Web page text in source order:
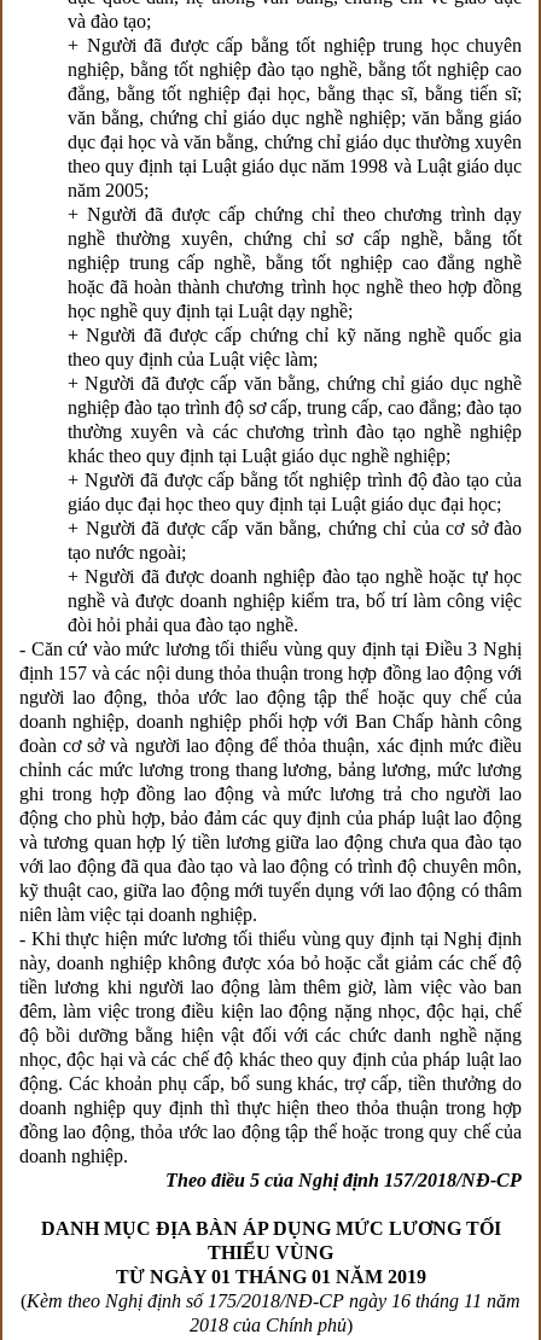
và đào tạo;
+ Người đã được cấp bằng tốt nghiệp trung học chuyên
nghiệp, bằng tốt nghiệp đào tạo nghề, bằng tốt nghiệp cao
đẳng, bằng tốt nghiệp đại học, bằng thạc sĩ, bằng tiến sĩ;
văn bằng, chứng chỉ giáo dục nghề nghiệp; văn bằng giáo
dục đại học và văn bằng, chứng chỉ giáo dục thường xuyên
theo quy định tại Luật giáo dục năm 1998 và Luật giáo dục
năm 2005;
+ Người đã được cấp chứng chỉ theo chương trình dạy
nghề thường xuyên, chứng chỉ sơ cấp nghề, bằng tốt
nghiệp trung cấp nghề, bằng tốt nghiệp cao đẳng nghề
hoặc đã hoàn thành chương trình học nghề theo hợp đồng
học nghề quy định tại Luật dạy nghề;
+ Người đã được cấp chứng chỉ kỹ năng nghề quốc gia
theo quy định của Luật việc làm;
+ Người đã được cấp văn bằng, chứng chỉ giáo dục nghề
nghiệp đào tạo trình độ sơ cấp, trung cấp, cao đẳng; đào tạo
thường xuyên và các chương trình đào tạo nghề nghiệp
khác theo quy định tại Luật giáo dục nghề nghiệp;
+ Người đã được cấp bằng tốt nghiệp trình độ đào tạo của
giáo dục đại học theo quy định tại Luật giáo dục đại học;
+ Người đã được cấp văn bằng, chứng chỉ của cơ sở đào
tạo nước ngoài;
+ Người đã được doanh nghiệp đào tạo nghề hoặc tự học
nghề và được doanh nghiệp kiểm tra, bố trí làm công việc
đòi hỏi phải qua đào tạo nghề.
- Căn cứ vào mức lương tối thiểu vùng quy định tại Điều 3 Nghị
định 157 và các nội dung thỏa thuận trong hợp đồng lao động với
người lao động, thỏa ước lao động tập thể hoặc quy chế của
doanh nghiệp, doanh nghiệp phối hợp với Ban Chấp hành công
đoàn cơ sở và người lao động để thỏa thuận, xác định mức điều
chỉnh các mức lương trong thang lương, bảng lương, mức lương
ghi trong hợp đồng lao động và mức lương trả cho người lao
động cho phù hợp, bảo đảm các quy định của pháp luật lao động
và tương quan hợp lý tiền lương giữa lao động chưa qua đào tạo
với lao động đã qua đào tạo và lao động có trình độ chuyên môn,
kỹ thuật cao, giữa lao động mới tuyển dụng với lao động có thâm
niên làm việc tại doanh nghiệp.
- Khi thực hiện mức lương tối thiểu vùng quy định tại Nghị định
này, doanh nghiệp không được xóa bỏ hoặc cắt giảm các chế độ
tiền lương khi người lao động làm thêm giờ, làm việc vào ban
đêm, làm việc trong điều kiện lao động nặng nhọc, độc hại, chế
độ bồi dưỡng bằng hiện vật đối với các chức danh nghề nặng
nhọc, độc hại và các chế độ khác theo quy định của pháp luật lao
động. Các khoản phụ cấp, bổ sung khác, trợ cấp, tiền thưởng do
doanh nghiệp quy định thì thực hiện theo thỏa thuận trong hợp
đồng lao động, thỏa ước lao động tập thể hoặc trong quy chế của
doanh nghiệp.
Theo điều 5 của Nghị định 157/2018/NĐ-CP
DANH MỤC ĐỊA BÀN ÁP DỤNG MỨC LƯƠNG TỐI
THIỂU VÙNG
TỪ NGÀY 01 THÁNG 01 NĂM 2019
(Kèm theo Nghị định số 175/2018/NĐ-CP ngày 16 tháng 11 năm
2018 của Chính phủ)